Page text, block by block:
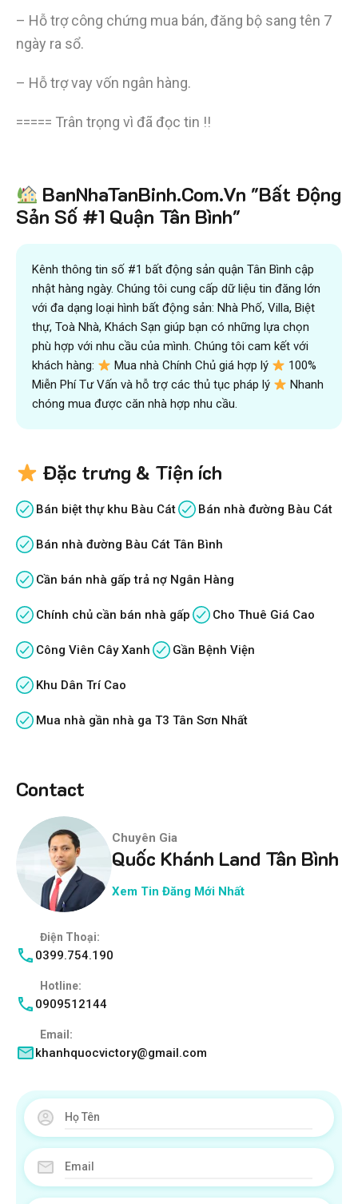
– Hỗ trợ công chứng mua bán, đăng bộ sang tên 7
ngày ra sổ.
– Hỗ trợ vay vốn ngân hàng.
===== Trân trọng vì đã đọc tin !!
Tiết kiệmhơn 90% thời gian , mua bán được nhanh hơn
và kiếm được nhiều tiền hơn với sự trợ giúp đắc lực của
đội ngũ chuyên gia VICTORY REAL
Trên 10.500 Khách Hàng Đã Tìm Mua
Nhanh
BanNhaTanBinh.Com.Vn "Bất Động
Sản Số #1 Quận Tân Bình"
Kênh thông tin số #1 bất động sản quận Tân Bình cập
nhật hàng ngày. Chúng tôi cung cấp dữ liệu tin đăng lớn
với đa dạng loại hình bất động sản: Nhà Phố, Villa, Biệt
thự, Toà Nhà, Khách Sạn giúp bạn có những lựa chọn
phù hợp với nhu cầu của mình. Chúng tôi cam kết với
khách hàng:
Mua nhà Chính Chủ giá hợp lý
100%
Miễn Phí Tư Vấn và hỗ trợ các thủ tục pháp lý
Nhanh
chóng mua được căn nhà hợp nhu cầu.
Đặc trưng & Tiện ích
Bán biệt thự khu Bàu Cát Bán nhà đường Bàu Cát
Bán nhà đường Bàu Cát Tân Bình
Cần bán nhà gấp trả nợ Ngân Hàng
Chính chủ cần bán nhà gấp Cho Thuê Giá Cao
Công Viên Cây Xanh Gần Bệnh Viện
Khu Dân Trí Cao
Mua nhà gần nhà ga T3 Tân Sơn Nhất
Contact
Chuyên Gia
Quốc Khánh Land Tân Bình
Xem Tin Đăng Mới Nhất
Điện Thoại:
0399.754.190
Hotline:
0909512144
Email:
khanhquocvictory@gmail.com